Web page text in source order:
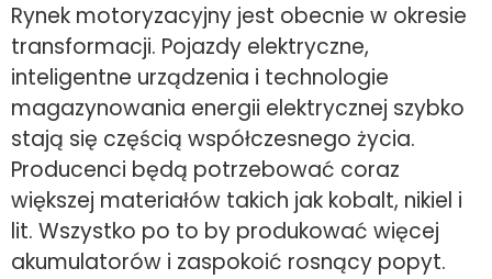
Rynek motoryzacyjny jest obecnie w okresie
transformacji. Pojazdy elektryczne,
inteligentne urządzenia i technologie
magazynowania energii elektrycznej szybko
stają się częścią współczesnego życia.
Producenci będą potrzebować coraz
większej materiałów takich jak kobalt, nikiel i
lit. Wszystko po to by produkować więcej
akumulatorów i zaspokoić rosnący popyt.